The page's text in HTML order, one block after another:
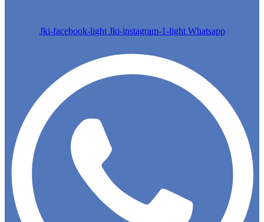
Jki-facebook-light Jki-instagram-1-light Whatsapp